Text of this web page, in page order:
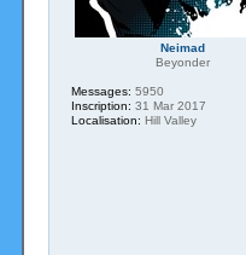
Neimad
Beyonder
Messages: 5950
Inscription: 31 Mar 2017
Localisation: Hill Valley